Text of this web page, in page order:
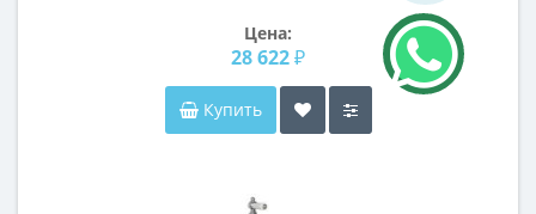
Цена:
28 622 ₽
Купить